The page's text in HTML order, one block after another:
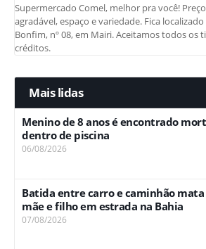
Supermercado Comel, melhor pra você!
agradável, espaço e variedade. Fica
Bonfim, nº 08, em Mairi. Aceitamos todos os
créditos.
Mais lidas
Menino de 8 anos é encontrado
dentro de piscina
06/08/2026
Batida entre carro e caminhão mata
mãe e filho em estrada na Bahia
07/08/2026